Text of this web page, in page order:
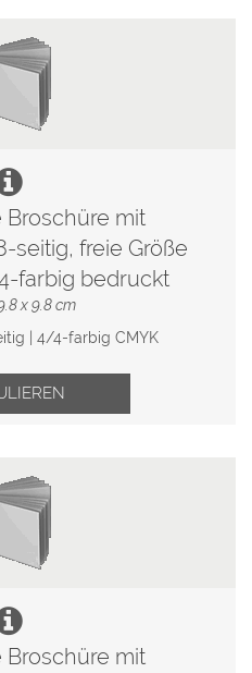
mit
seitig, freie Größe
farbig bedruckt
x 9.8 cm
| 4/4-farbig CMYK
mit